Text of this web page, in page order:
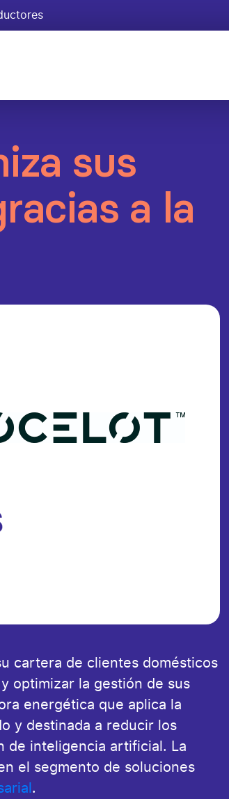
sus
a la
cartera de clientes domésticos
optimizar la gestión de sus
energética que aplica la
y destinada a reducir los
de inteligencia artificial. La
el segmento de soluciones
.